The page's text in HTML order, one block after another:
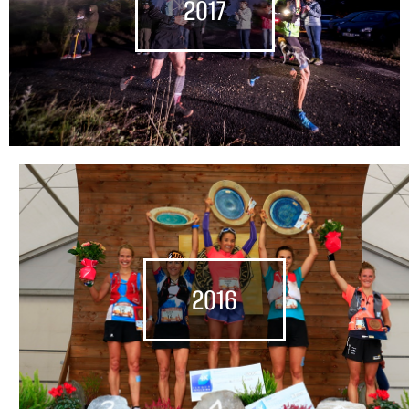
2017
2016